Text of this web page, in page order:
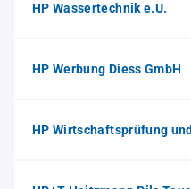
HP Wassertechnik e.U.
HP Werbung Diess GmbH
HP Wirtschaftsprüfung